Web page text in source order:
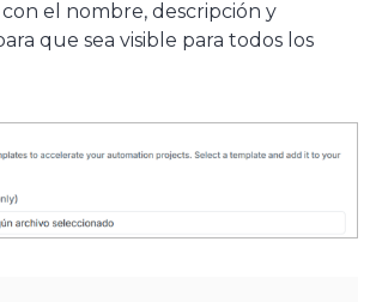
el nombre, descripción y
que sea visible para todos los